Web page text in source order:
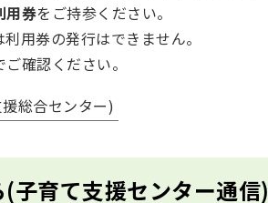
用券をご持参ください。
用券の発行はできません。
確認ください。
総合センター)
子育て支援センター通信)